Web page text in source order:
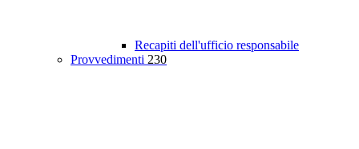
Recapiti dell'ufficio responsabile
Provvedimenti 230